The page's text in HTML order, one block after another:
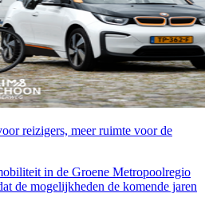
reizigers, meer ruimte voor de
in de Groene Metropoolregio
de mogelijkheden de komende jaren